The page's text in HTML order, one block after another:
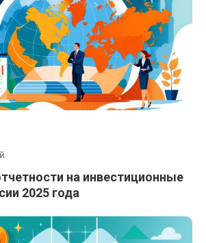
на инвестиционные
2025 года